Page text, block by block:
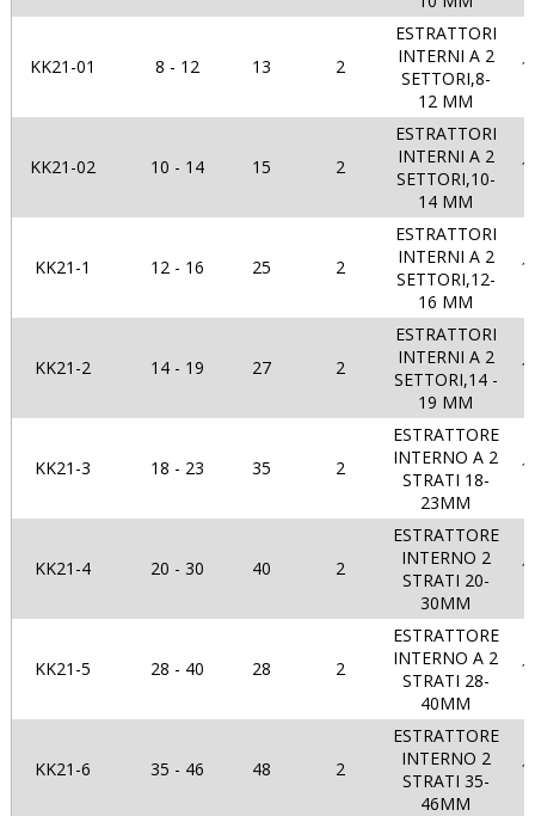
KK21-01 8 - 12 13 2
ESTRATTORI
INTERNI A 2
SETTORI,8-
12 MM
1
KK21-02 10 - 14 15 2
ESTRATTORI
INTERNI A 2
SETTORI,10-
14 MM
1
KK21-1 12 - 16 25 2
ESTRATTORI
INTERNI A 2
SETTORI,12-
16 MM
1
KK21-2 14 - 19 27 2
ESTRATTORI
INTERNI A 2
SETTORI,14 -
19 MM
1
KK21-3 18 - 23 35 2
ESTRATTORE
INTERNO A 2
STRATI 18-
23MM
1
KK21-4 20 - 30 40 2
ESTRATTORE
INTERNO 2
STRATI 20-
30MM
1
KK21-5 28 - 40 28 2
ESTRATTORE
INTERNO A 2
STRATI 28-
40MM
1
KK21-6 35 - 46 48 2
ESTRATTORE
INTERNO 2
STRATI 35-
46MM
1